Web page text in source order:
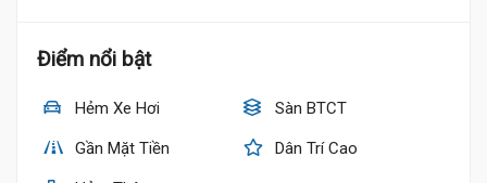
Điểm nổi bật
Hẻm Xe Hơi Sàn BTCT
Gần Mặt Tiền Dân Trí Cao